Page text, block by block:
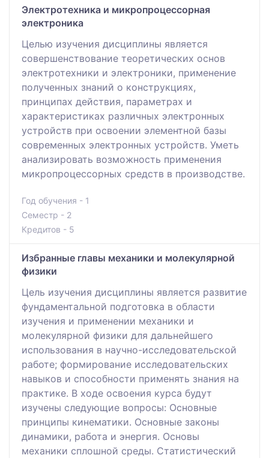
Электротехника и микропроцессорная
электроника
Целью изучения дисциплины является
совершенствование теоретических основ
электротехники и электроники, применение
полученных знаний о конструкциях,
принципах действия, параметрах и
характеристиках различных электронных
устройств при освоении элементной базы
современных электронных устройств. Уметь
анализировать возможность применения
микропроцессорных средств в производстве.
Год обучения - 1
Семестр - 2
Кредитов - 5
Избранные главы механики и молекулярной
физики
Цель изучения дисциплины является развитие
фундаментальной подготовка в области
изучения и применении механики и
молекулярной физики для дальнейшего
использования в научно-исследовательской
работе; формирование исследовательских
навыков и способности применять знания на
практике. В ходе освоения курса будут
изучены следующие вопросы: Основные
принципы кинематики. Основные законы
динамики, работа и энергия. Основы
механики сплошной среды. Статистический